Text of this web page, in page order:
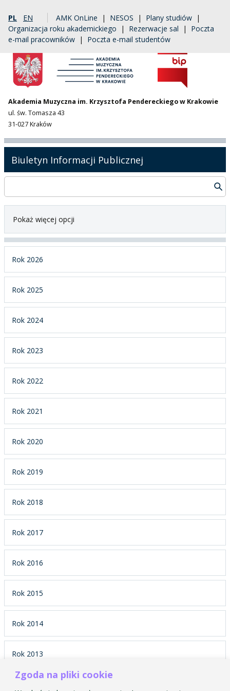
Zgoda na pliki cookie
PL EN AMK OnLine | NESOS | Plany studiów |
Organizacja roku akademickiego | Rezerwacje sal | Poczta
e-mail pracowników | Poczta e-mail studentów
Akademia Muzyczna im. Krzysztofa Pendereckiego w Krakowie
ul. św. Tomasza 43
31-027 Kraków
Biuletyn Informacji Publicznej
Pokaż więcej opcji
Rok 2026
Rok 2025
Rok 2024
Rok 2023
Rok 2022
Rok 2021
Rok 2020
Rok 2019
Rok 2018
Rok 2017
Rok 2016
Rok 2015
Rok 2014
Rok 2013